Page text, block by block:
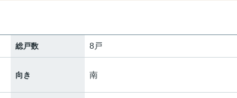
総戸数 8戸
向き 南